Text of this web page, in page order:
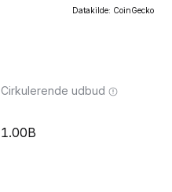
Datakilde: CoinGecko
Cirkulerende udbud
1.00B